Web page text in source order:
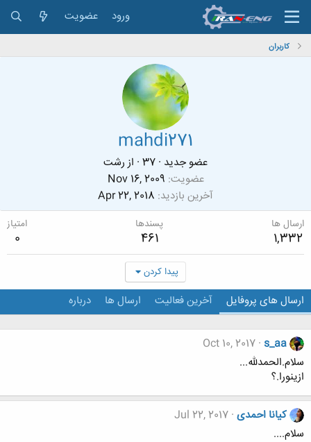
ورود عضویت
کاربران
mahdi271
عضو جدید ·
· از رشت
عضویت Nov 16, 2009
آخرین بازدید Apr 22, 2018
ارسال ها
1,332
پسندها
461
امتیاز
0
پیدا کردن
ارسال های پروفایل آخرین فعالیت ارسال ها درباره
s_aa
Oct 10, 2017
سلام.الحمدلله...
ازینورا.؟
کیانا احمدی Jul 22, 2017
سلام....